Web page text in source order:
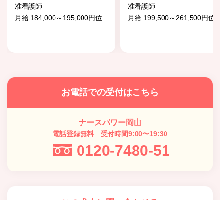
准看護師
月給 184,000～195,000円位
准看護師
月給 199,500～261,500円位
お電話での受付はこちら
ナースパワー岡山
電話登録無料 受付時間9:00〜19:30
0120-7480-51